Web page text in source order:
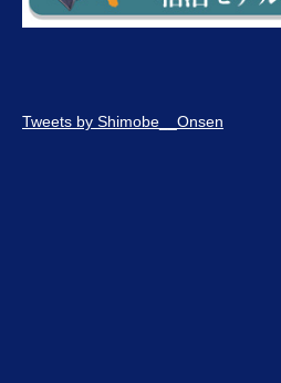
Tweets by Shimobe__Onsen